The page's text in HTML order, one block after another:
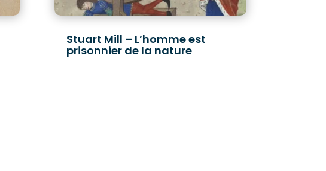
Stuart Mill – L’homme est
prisonnier de la nature